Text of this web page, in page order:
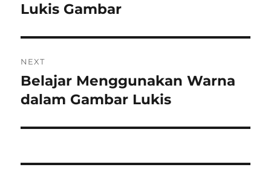
post:
Lukis Gambar
NEXT
Next
post:
Belajar Menggunakan Warna
dalam Gambar Lukis